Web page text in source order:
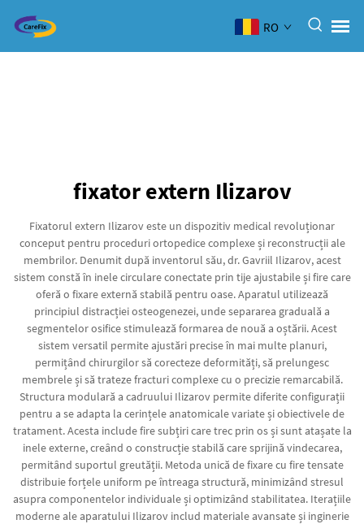
RO
fixator extern Ilizarov
Fixatorul extern Ilizarov este un dispozitiv medical revoluționar
conceput pentru proceduri ortopedice complexe și reconstrucții ale
membrilor. Denumit după inventorul său, dr. Gavriil Ilizarov, acest
sistem constă în inele circulare conectate prin tije ajustabile și fire care
oferă o fixare externă stabilă pentru oase. Aparatul utilizează
principiul distracției osteogenezei, unde separarea graduală a
segmentelor osifice stimulează formarea de nouă a oștării. Acest
sistem versatil permite ajustări precise în mai multe planuri,
permițând chirurgilor să corecteze deformități, să prelungesc
membrele și să trateze fracturi complexe cu o precizie remarcabilă.
Structura modulară a cadruului Ilizarov permite diferite configurații
pentru a se adapta la cerințele anatomicale variate și obiectivele de
tratament. Acesta include fire subțiri care trec prin os și sunt atașate la
inele externe, creând o construcție stabilă care sprijină vindecarea,
permitând suportul greutății. Metoda unică de fixare cu fire tensate
distribuie forțele uniform pe întreaga structură, minimizând stresul
asupra componentelor individuale și optimizând stabilitatea. Iterațiile
moderne ale aparatului Ilizarov includ materiale avansate și inginerie